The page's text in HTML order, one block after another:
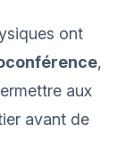
ont
,
aux
avant de